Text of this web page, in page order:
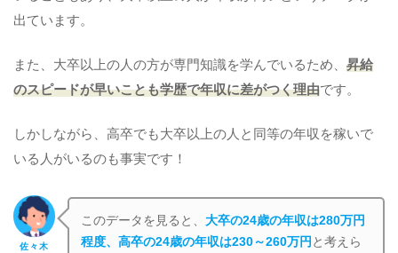
出ています。
また、大卒以上の人の方が専門知識を学んでいるため、 昇給
のスピードが早いことも学歴で年収に差がつく理由です。
しかしながら、高卒でも大卒以上の人と同等の年収を稼いで
いる人がいるのも事実です！
佐々木
このデータを見ると、大卒の24歳の年収は280万円
程度、高卒の24歳の年収は230～260万円 と考えら